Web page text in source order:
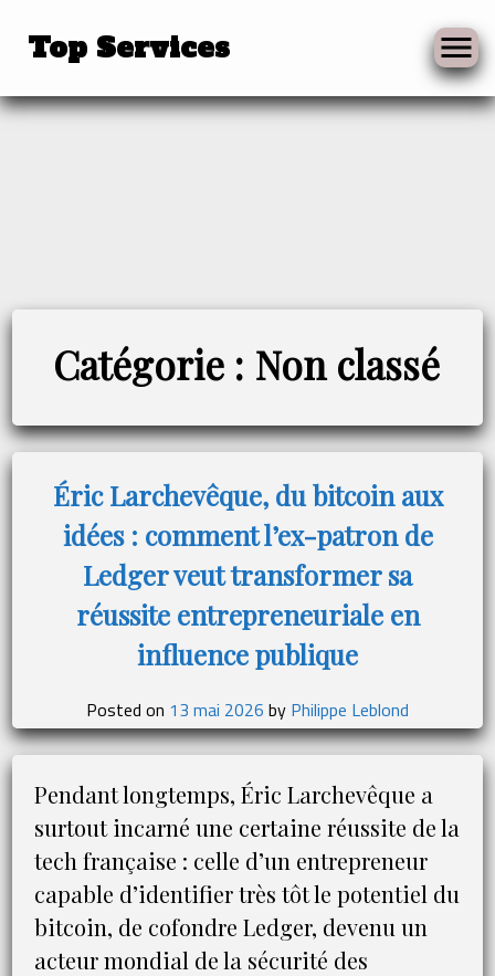
Skip
content
Top Services
Catégorie : Non classé
Éric Larchevêque, du bitcoin aux
idées : comment l’ex-patron de
Ledger veut transformer sa
réussite entrepreneuriale en
influence publique
Posted on 13 mai 2026 by Philippe Leblond
Pendant longtemps, Éric Larchevêque a
surtout incarné une certaine réussite de la
tech française : celle d’un entrepreneur
capable d’identifier très tôt le potentiel du
bitcoin, de cofondre Ledger, devenu un
acteur mondial de la sécurité des